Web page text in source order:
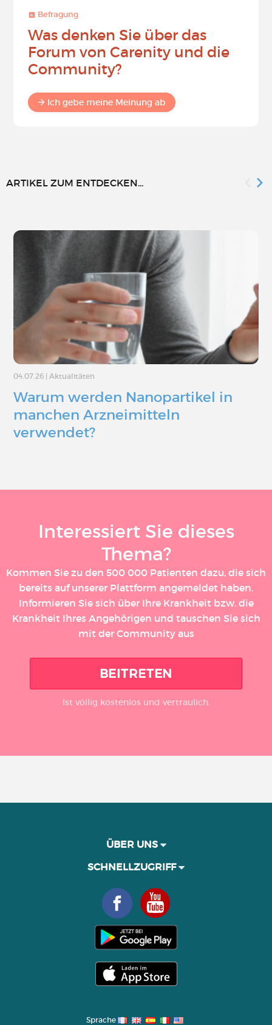
Befragung
Was denken Sie über das
Forum von Carenity und die
Community?
Ich gebe meine Meinung ab
ARTIKEL ZUM ENTDECKEN...
04.07.26 Aktualitäten
Warum werden Nanopartikel in
manchen Arzneimitteln
verwendet?
Interessiert Sie dieses
Thema?
Kommen Sie zu den 500 000 Patienten dazu, die sich
bereits auf unserer Plattform angemeldet haben.
Informieren Sie sich über Ihre Krankheit bzw. die
Krankheit Ihres Angehörigen und tauschen Sie sich
mit der Community aus
BEITRETEN
Ist völlig kostenlos und vertraulich.
ÜBER UNS
SCHNELLZUGRIFF
Sprache